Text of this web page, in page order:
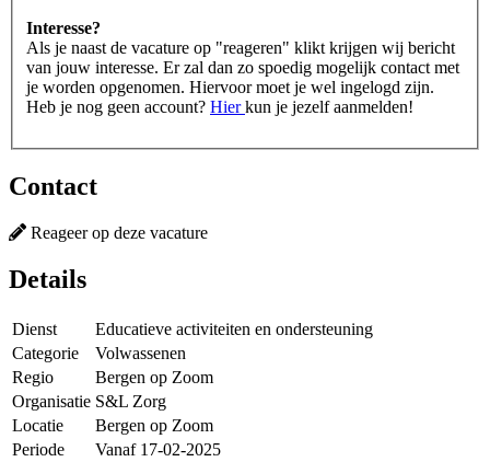
Interesse?
Als je naast de vacature op "reageren" klikt krijgen wij bericht
van jouw interesse. Er zal dan zo spoedig mogelijk contact met
je worden opgenomen. Hiervoor moet je wel ingelogd zijn.
Heb je nog geen account? Hierkun je jezelf aanmelden!
Contact
Reageer op deze vacature
Details
Dienst
Educatieve activiteiten en ondersteuning
Categorie
Volwassenen
Regio
Bergen op Zoom
Organisatie S&L Zorg
Locatie
Bergen op Zoom
Periode
Vanaf 17-02-2025